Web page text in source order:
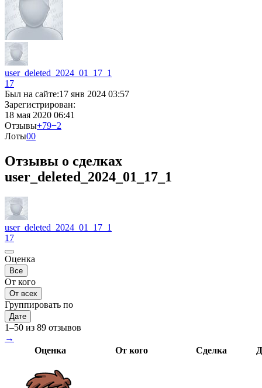
user_deleted_2024_01_17_1
17
Был на сайте:17 янв 2024 03:57
Зарегистрирован:
18 мая 2020 06:41
Отзывы+79−2
Лоты00
Отзывы о сделках
user_deleted_2024_01_17_1
user_deleted_2024_01_17_1
17
Оценка
Все
От кого
От всех
Группировать по
Дате
1–50 из 89 отзывов
→
Оценка
От кого Сделка